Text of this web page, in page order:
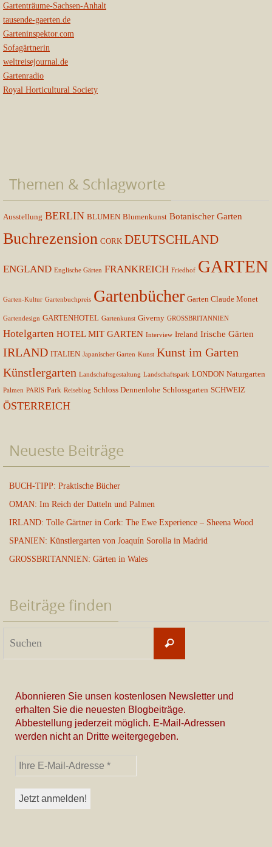
Gartenträume-Sachsen-Anhalt
tausende-gaerten.de
Garteninspektor.com
Sofagärtnerin
weltreisejournal.de
Gartenradio
Royal Horticultural Society
Themen & Schlagworte
Ausstellung BERLIN BLUMEN Blumenkunst Botanischer Garten
Buchrezension CORK DEUTSCHLAND
ENGLAND Englische Gärten FRANKREICH Friedhof GARTEN
Garten-Kultur Gartenbuchpreis Gartenbücher Garten Claude Monet
Gartendesign GARTENHOTEL Gartenkunst Giverny GROSSBRITANNIEN
Hotelgarten HOTEL MIT GARTEN Interview Ireland Irische Gärten
IRLAND ITALIEN Japanischer Garten Kunst Kunst im Garten
Künstlergarten Landschaftsgestaltung Landschaftspark LONDON Naturgarten
Palmen PARIS Park Reiseblog Schloss Dennenlohe Schlossgarten SCHWEIZ
ÖSTERREICH
Neueste Beiträge
BUCH-TIPP: Praktische Bücher
OMAN: Im Reich der Datteln und Palmen
IRLAND: Tolle Gärtner in Cork: The Ewe Experience – Sheena Wood
SPANIEN: Künstlergarten von Joaquín Sorolla in Madrid
GROSSBRITANNIEN: Gärten in Wales
Beiträge finden
Suchen
Abonnieren Sie unsen kostenlosen Newsletter und
erhalten Sie die neuesten Blogbeiträge.
Abbestellung jederzeit möglich. E-Mail-Adressen
werden nicht an Dritte weitergegeben.